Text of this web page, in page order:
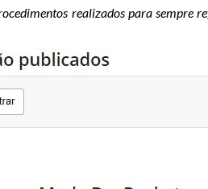
realizados para